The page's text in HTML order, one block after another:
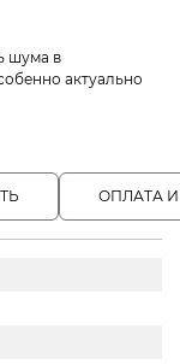
шума в
актуально
ОПЛАТА